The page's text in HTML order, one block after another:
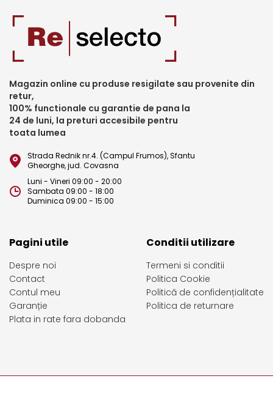
Magazin online cu produse resigilate sau provenite din
retur,
100% functionale cu garantie de pana la
24 de luni, la preturi accesibile pentru
toata lumea
Strada Rednik nr.4. (Campul Frumos), Sfantu
Gheorghe, jud. Covasna
Luni - Vineri 09:00 - 20:00
Sambata 09:00 - 18:00
Duminica 09:00 - 15:00
Pagini utile
Despre noi
Contact
Contul meu
Garanție
Plata in rate fara dobanda
Conditii utilizare
Termeni si conditii
Politica Cookie
Politică de confidențialitate
Politica de returnare